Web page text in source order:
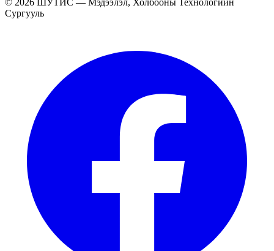
© 2026 ШУТИС — Мэдээлэл, Холбооны Технологийн
Сургууль